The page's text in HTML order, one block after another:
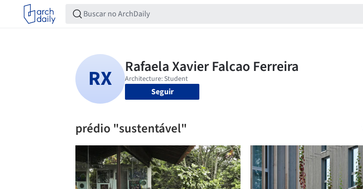
Seguir
prédio "sustentável"